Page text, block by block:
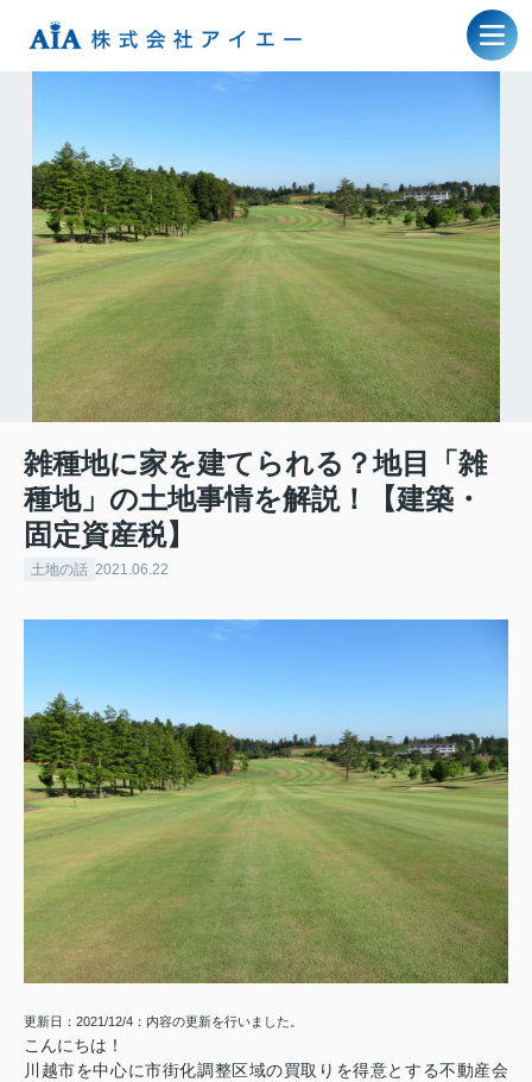
雑種地に家を建てられる？地目「雑
種地」の土地事情を解説！【建築・
固定資産税】
土地の話 2021.06.22
更新日：2021/12/4：内容の更新を行いました。
こんにちは！
川越市を中心に市街化調整区域の買取りを得意とする不動産会